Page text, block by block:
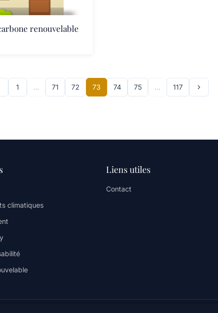
renouvelable
1 … 71 72 73 74 75 … 117
climatiques
Liens utiles
Contact